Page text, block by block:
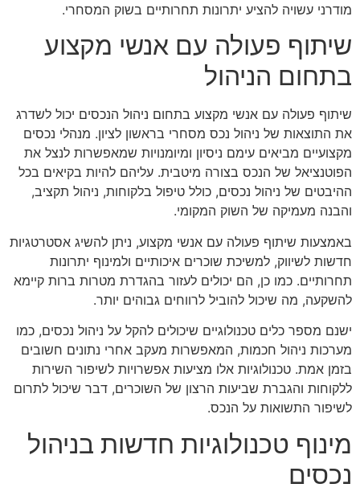
מודרני עשויה להציע יתרונות תחרותיים בשוק המסחרי.
שיתוף פעולה עם אנשי מקצוע
בתחום הניהול
שיתוף פעולה עם אנשי מקצוע בתחום ניהול הנכסים יכול לשדרג
את התוצאות של ניהול נכס מסחרי בראשון לציון. מנהלי נכסים
מקצועיים מביאים עימם ניסיון ומיומנויות שמאפשרות לנצל את
הפוטנציאל של הנכס בצורה מיטבית. עליהם להיות בקיאים בכל
ההיבטים של ניהול נכסים, כולל טיפול בלקוחות, ניהול תקציב,
והבנה מעמיקה של השוק המקומי.
באמצעות שיתוף פעולה עם אנשי מקצוע, ניתן להשיג אסטרטגיות
חדשות לשיווק, למשיכת שוכרים איכותיים ולמינוף יתרונות
תחרותיים. כמו כן, הם יכולים לעזור בהגדרת מטרות ברות קיימא
להשקעה, מה שיכול להוביל לרווחים גבוהים יותר.
ישנם מספר כלים טכנולוגיים שיכולים להקל על ניהול נכסים, כמו
מערכות ניהול חכמות, המאפשרות מעקב אחרי נתונים חשובים
בזמן אמת. טכנולוגיות אלו מציעות אפשרויות לשיפור השירות
ללקוחות והגברת שביעות הרצון של השוכרים, דבר שיכול לתרום
לשיפור התשואות על הנכס.
מינוף טכנולוגיות חדשות בניהול
נכסים